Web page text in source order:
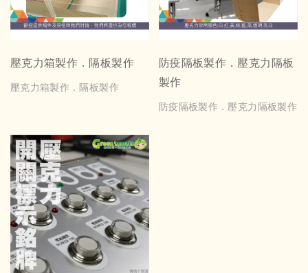
搭配鏡珠(裝飾螺絲)製作，成品
美觀大方，廣受歡迎，尺吋可依
壓克力箱製作．隔板製作
壓克力箱製作．隔板製作
防疫隔板製作．壓克力隔板
製作
防疫隔板製作．壓克力隔板製作